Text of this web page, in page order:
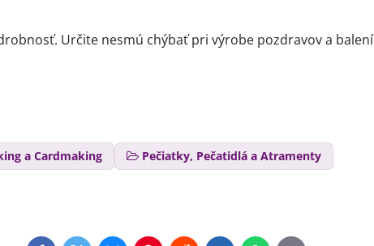
Určite nesmú chýbať pri výrobe pozdravov a balení
a Cardmaking
Pečiatky, Pečatidlá a Atramenty